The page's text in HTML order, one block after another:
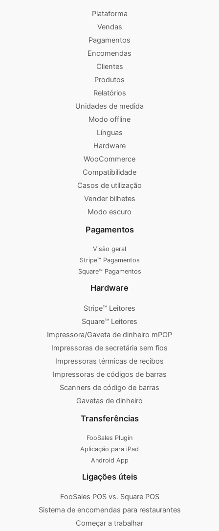
Plataforma
Vendas
Pagamentos
Encomendas
Clientes
Produtos
Relatórios
Unidades de medida
Modo offline
Línguas
Hardware
WooCommerce
Compatibilidade
Casos de utilização
Vender bilhetes
Modo escuro
Pagamentos
Visão geral
Stripe™ Pagamentos
Square™ Pagamentos
Hardware
Stripe™ Leitores
Square™ Leitores
Impressora/Gaveta de dinheiro mPOP
Impressoras de secretária sem fios
Impressoras térmicas de recibos
Impressoras de códigos de barras
Scanners de código de barras
Gavetas de dinheiro
Transferências
FooSales Plugin
Aplicação para iPad
Android App
Ligações úteis
FooSales POS vs. Square POS
Sistema de encomendas para restaurantes
Começar a trabalhar